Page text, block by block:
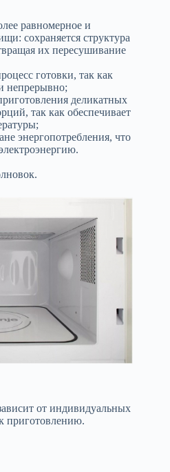
равномерное и
сохраняется структура
их пересушивание
готовки, так как
непрерывно;
деликатных
так как обеспечивает
энергопотребления, что
от индивидуальных
приготовлению.